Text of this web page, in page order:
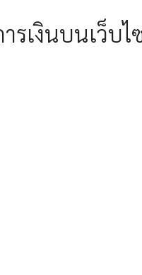
รเงินบนเว็บ